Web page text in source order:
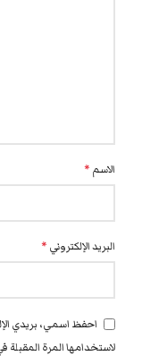
الاسم *
البريد الإلكتروني *
احفظ اسمي، بريدي
لاستخدامها المرة المقبلة